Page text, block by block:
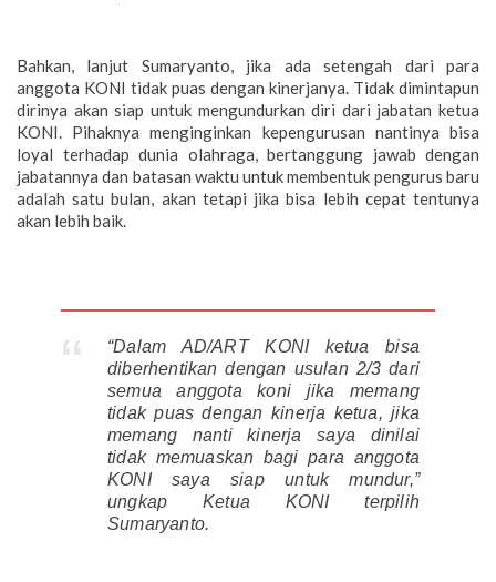
Bahkan, lanjut Sumaryanto, jika ada setengah dari para
anggota KONI tidak puas dengan kinerjanya. Tidak dimintapun
dirinya akan siap untuk mengundurkan diri dari jabatan ketua
KONI. Pihaknya menginginkan kepengurusan nantinya bisa
loyal terhadap dunia olahraga, bertanggung jawab dengan
jabatannya dan batasan waktu untuk membentuk pengurus baru
adalah satu bulan, akan tetapi jika bisa lebih cepat tentunya
akan lebih baik.
“Dalam AD/ART KONI ketua bisa
diberhentikan dengan usulan 2/3 dari
semua anggota koni jika memang
tidak puas dengan kinerja ketua, jika
memang nanti kinerja saya dinilai
tidak memuaskan bagi para anggota
KONI saya siap untuk mundur,”
ungkap Ketua KONI terpilih
Sumaryanto.